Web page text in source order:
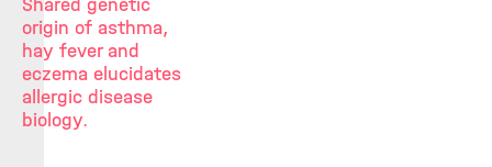
Shared genetic
origin of asthma,
hay fever and
eczema elucidates
allergic disease
biology.